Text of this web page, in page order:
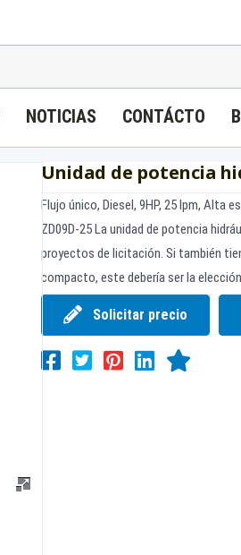
NOTICIAS CONTÁCTO
Unidad de potencia
Flujo único, Diesel, 9HP, 25 lpm, Alta
ZD09D-25 La unidad de potencia
proyectos de licitación. Si también
compacto, este debería ser la
Solicitar precio